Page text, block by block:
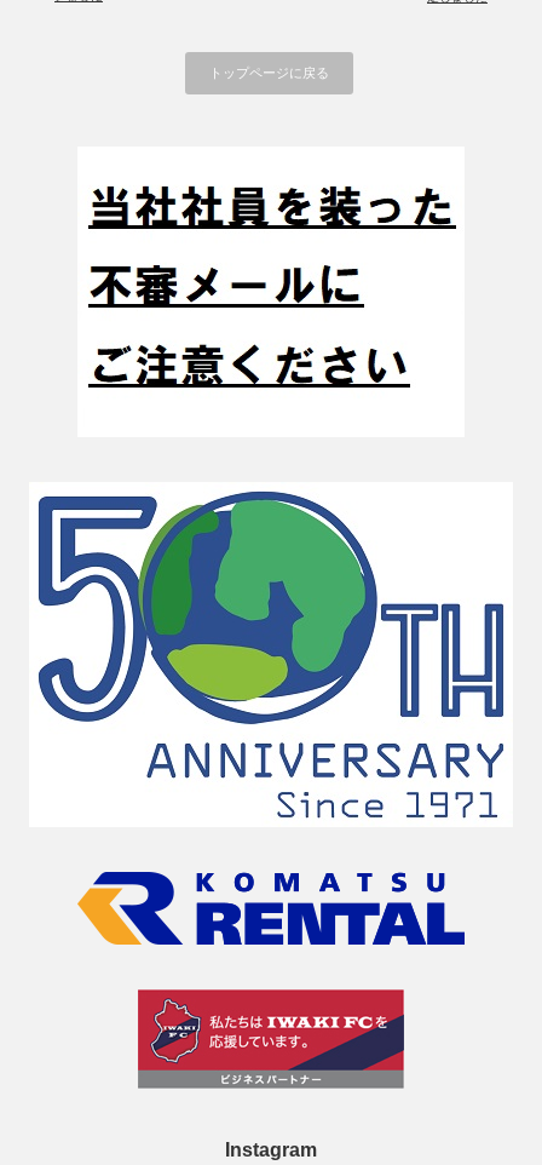
トップページに戻る
Instagram